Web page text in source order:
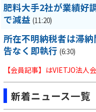
肥料大手2社が業績好
で減益 (11:20)
所在不明納税者は滞
告なく即執行 (6:30)
【会員記事】はVIETJO法人
新着ニュース一覧